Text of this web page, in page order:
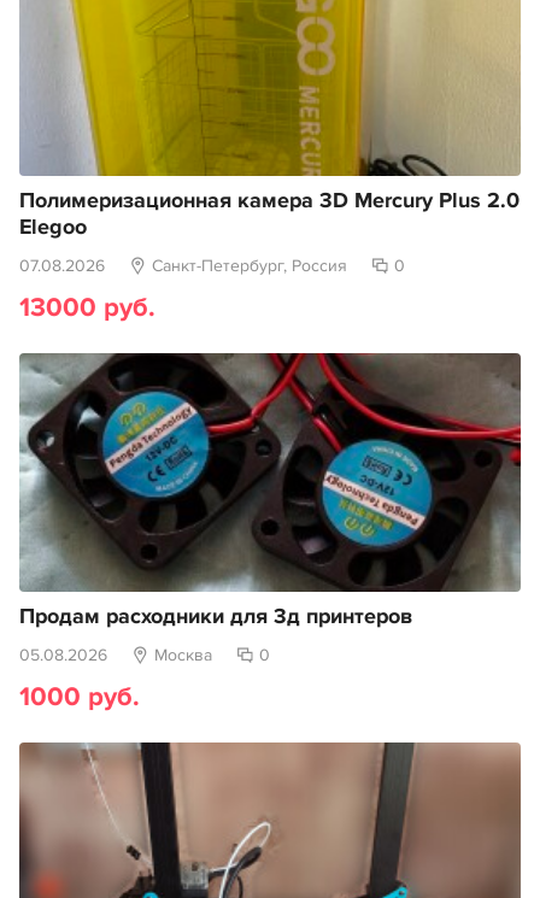
Полимеризационная камера 3D Mercury Plus 2.0
Elegoo
07.08.2026 Санкт-Петербург, Россия 0
13000 руб.
Продам расходники для 3д принтеров
05.08.2026 Москва 0
1000 руб.